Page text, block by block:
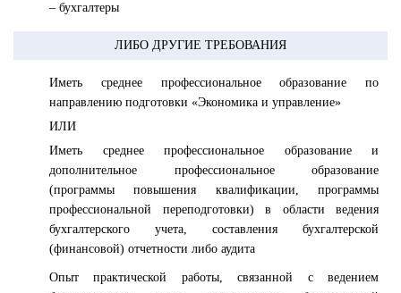
– бухгалтеры
ЛИБО ДРУГИЕ ТРЕБОВАНИЯ
Иметь среднее профессиональное образование по
направлению подготовки «Экономика и управление»
ИЛИ
Иметь среднее профессиональное образование и
дополнительное профессиональное образование
(программы повышения квалификации, программы
профессиональной переподготовки) в области ведения
бухгалтерского учета, составления бухгалтерской
(финансовой) отчетности либо аудита
Опыт практической работы, связанной с ведением